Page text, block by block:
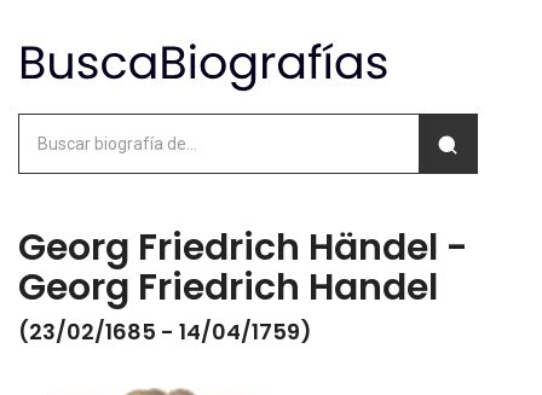
Georg Friedrich Händel -
Georg Friedrich Handel
(23/02/1685 - 14/04/1759)